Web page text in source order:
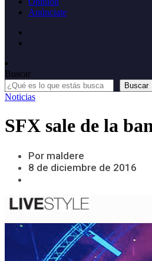
Anúnciate
Buscar
Buscar
Noticias
SFX sale de la
Por maldere
8 de diciembre de 2016